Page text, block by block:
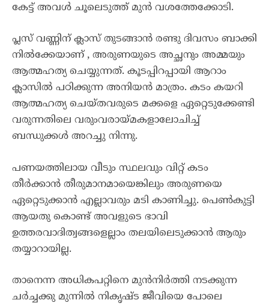
കേട്ട് അവൾ ചൂലെടുത്ത് മുൻ വശത്തേക്കോടി.
പ്ലസ് വണ്ണിന് ക്ലാസ് തുടങ്ങാൻ രണ്ടു ദിവസം ബാക്കി
നിൽക്കേയാണ് , അരുണയുടെ അച്ഛനും അമ്മയും
ആത്മഹത്യ ചെയ്യുന്നത്. കൂടപ്പിറപ്പായി ആറാം
ക്ലാസിൽ പഠിക്കുന്ന അനിയൻ മാത്രം. കടം കയറി
ആത്മഹത്യ ചെയ്തവരുടെ മക്കളെ ഏറ്റെടുക്കേണ്ടി
വരുന്നതിലെ വരുംവരായ്മകളാലോചിച്ച്
ബന്ധുക്കൾ അറച്ചു നിന്നു.
പണയത്തിലായ വീടും സ്ഥലവും വിറ്റ് കടം
തീർക്കാൻ തീരുമാനമായെങ്കിലും അരുണയെ
ഏറ്റെടുക്കാൻ എല്ലാവരും മടി കാണിച്ചു. പെൺകുട്ടി
ആയതു കൊണ്ട് അവളുടെ ഭാവി
ഉത്തരവാദിത്വങ്ങളെല്ലാം തലയിലെടുക്കാൻ ആരും
തയ്യാറായില്ല.
താനെന്ന അധികപറ്റിനെ മുൻനിർത്തി നടക്കുന്ന
ചർച്ചക്കു മുന്നിൽ നികൃഷ്ട ജീവിയെ പോലെ